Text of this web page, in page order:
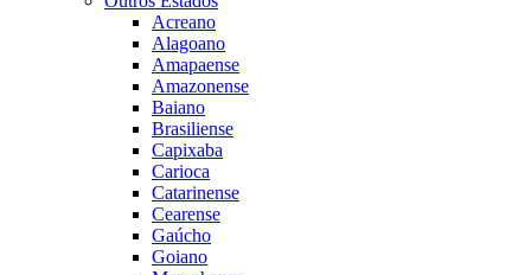
Acreano
Alagoano
Amapaense
Amazonense
Baiano
Brasiliense
Capixaba
Carioca
Catarinense
Cearense
Gaúcho
Goiano